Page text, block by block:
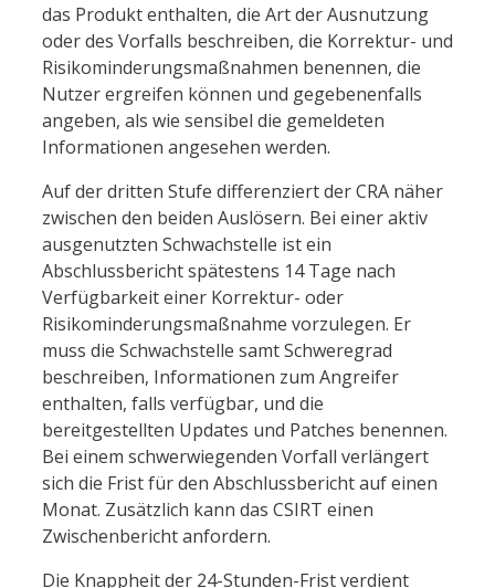
das Produkt enthalten, die Art der Ausnutzung
oder des Vorfalls beschreiben, die Korrektur- und
Risikominderungsmaßnahmen benennen, die
Nutzer ergreifen können und gegebenenfalls
angeben, als wie sensibel die gemeldeten
Informationen angesehen werden.
Auf der dritten Stufe differenziert der CRA näher
zwischen den beiden Auslösern. Bei einer aktiv
ausgenutzten Schwachstelle ist ein
Abschlussbericht spätestens 14 Tage nach
Verfügbarkeit einer Korrektur- oder
Risikominderungsmaßnahme vorzulegen. Er
muss die Schwachstelle samt Schweregrad
beschreiben, Informationen zum Angreifer
enthalten, falls verfügbar, und die
bereitgestellten Updates und Patches benennen.
Bei einem schwerwiegenden Vorfall verlängert
sich die Frist für den Abschlussbericht auf einen
Monat. Zusätzlich kann das CSIRT einen
Zwischenbericht anfordern.
Die Knappheit der 24-Stunden-Frist verdient